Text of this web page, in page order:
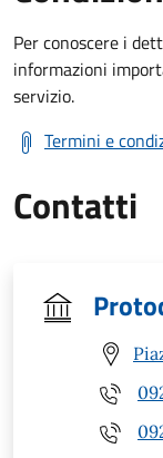
Per conoscere i
informazioni
servizio.
Termini e
Contatti